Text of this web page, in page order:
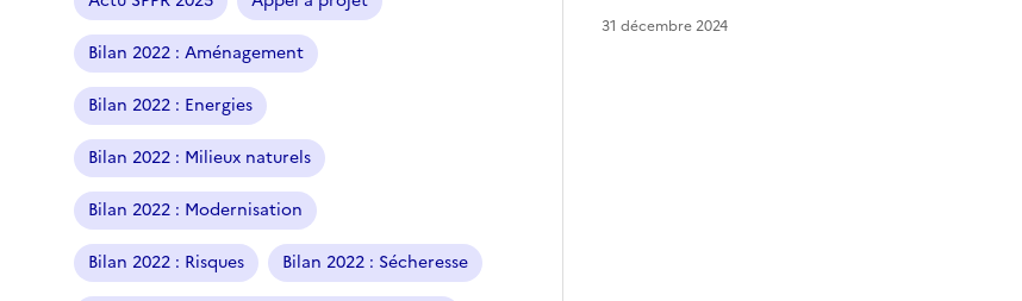
Bilan 2022 : Aménagement
Bilan 2022 : Energies
Bilan 2022 : Milieux naturels
Bilan 2022 : Modernisation
Bilan 2022 : Risques Bilan 2022 : Sécheresse
31 décembre 2024